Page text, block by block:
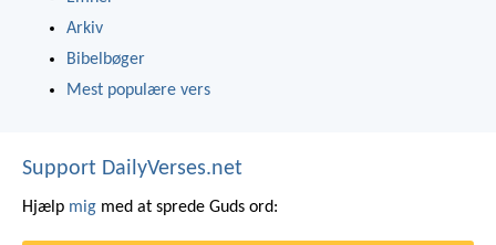
Arkiv
Bibelbøger
Mest populære vers
Support DailyVerses.net
Hjælp mig med at sprede Guds ord: